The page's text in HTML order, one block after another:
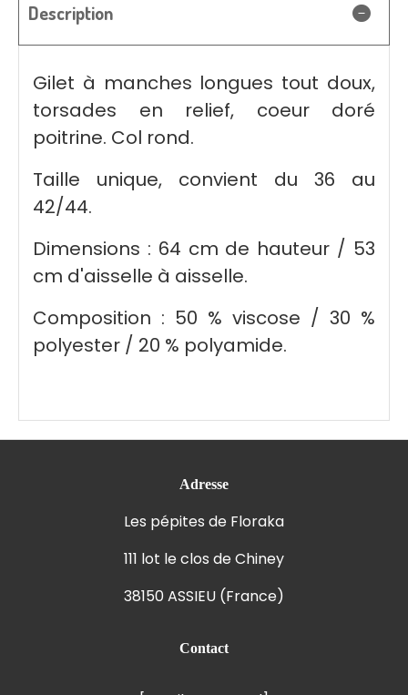
Description
Gilet à manches longues tout doux,
torsades en relief, coeur doré
poitrine. Col rond.
Taille unique, convient du 36 au
42/44.
Dimensions : 64 cm de hauteur / 53
cm d'aisselle à aisselle.
Composition : 50 % viscose / 30 %
polyester / 20 % polyamide.
Adresse
Les pépites de Floraka
111 lot le clos de Chiney
38150 ASSIEU (France)
Contact